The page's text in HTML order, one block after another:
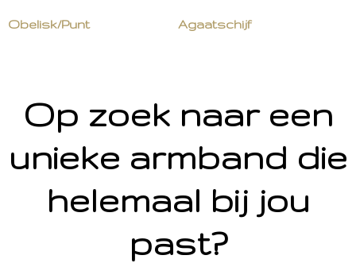
Obelisk/Punt Agaatschijf
Op zoek naar een
unieke armband die
helemaal bij jou
past?